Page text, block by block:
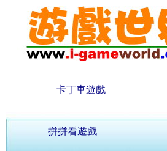
卡丁車遊戲
拼拼看遊戲